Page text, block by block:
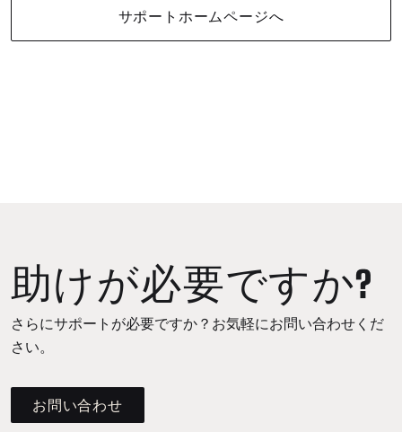
サポートホームページへ
助けが必要ですか?
さらにサポートが必要ですか？お気軽にお問い合わせくだ
さい。
お問い合わせ